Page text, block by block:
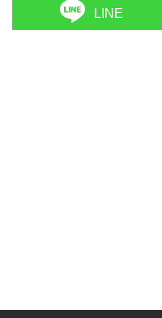
LINE